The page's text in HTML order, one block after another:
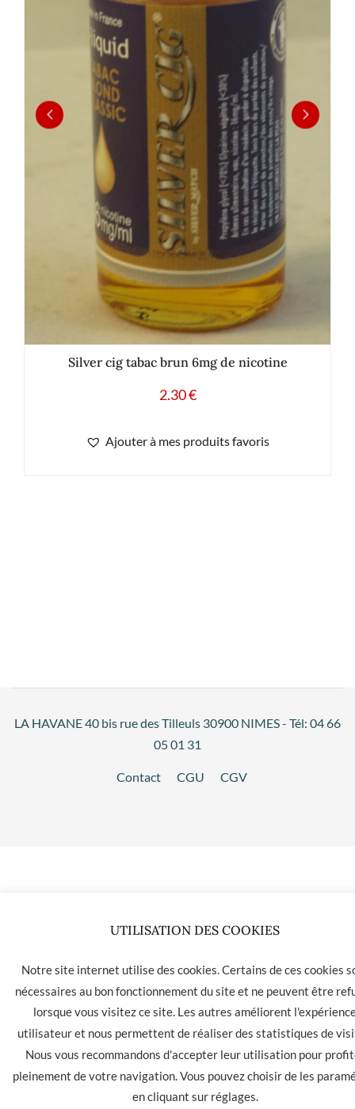
Silver cig tabac brun 6mg de nicotine
2.30€
Ajouter à mes produits favoris
LA HAVANE 40 bis rue des Tilleuls 30900 NIMES - Tél: 04 66
05 01 31
Contact CGU CGV
UTILISATION DES COOKIES
Notre site internet utilise des cookies. Certains de ces cookies
nécessaires au bon fonctionnement du site et ne peuvent être
lorsque vous visitez ce site. Les autres améliorent
utilisateur et nous permettent de réaliser des statistiques de
Nous vous recommandons d'accepter leur utilisation pour
pleinement de votre navigation. Vous pouvez choisir de les
en cliquant sur réglages.